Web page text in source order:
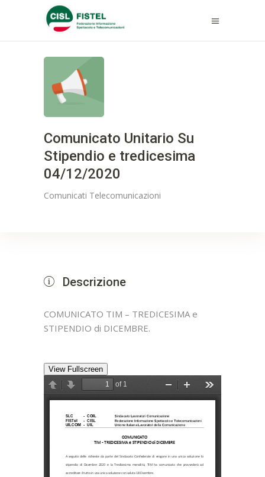
Comunicato Unitario Su
Stipendio e tredicesima
04/12/2020
Comunicati Telecomunicazioni
Descrizione
COMUNICATO TIM – TREDICESIMA e
STIPENDIO di DICEMBRE.
View Fullscreen